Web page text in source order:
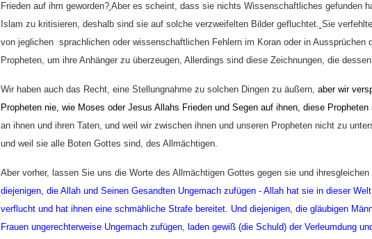
Frieden auf ihm geworden? Aber es scheint, dass sie nichts Wissenschaftliches gefunden
Islam zu kritisieren, deshalb sind sie auf solche verzweifelten Bilder gefluchtet. Sie
von jeglichen sprachlichen oder wissenschaftlichen Fehlern im Koran oder in Aussprüchen
Propheten, um ihre Anhänger zu überzeugen, Allerdings sind dieseZeichnungen, die
Wir haben auch das Recht, eine Stellungnahme zu solchen Dingen zu äußern, aber wir
Propheten nie, wie Moses oder Jesus Allahs Frieden und Segen auf ihnen, diese Propheten
an ihnen und ihren Taten, und weil wir zwischen ihnen und unseren Propheten nicht zu
und weil sie alle Boten Gottes sind, des Allmächtigen.
Aber vorher, lassen Sie uns die Worte des Allmächtigen Gottes gegen sie und ihresgleichen
diejenigen, die Allah und Seinen Gesandten Ungemach zufügen - Allah hat sie in dieser
verflucht und hat ihnen eine schmähliche Strafe bereitet. Und diejenigen, die gläubigen
Frauen ungerechterweise Ungemach zufügen, laden gewiß (die Schuld) der Verleumdung